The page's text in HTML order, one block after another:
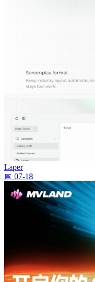
Laper
📅 07-18